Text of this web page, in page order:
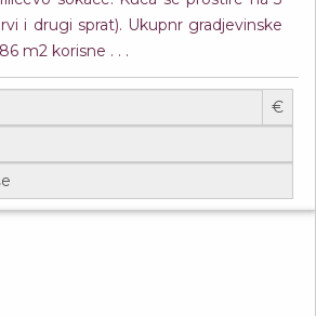
i drugi sprat). Ukupnr gradjevinske
m2 korisne . . .
€